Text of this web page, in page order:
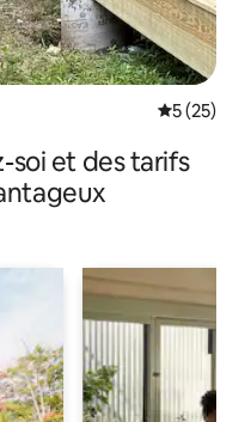
5 (25)
soi et des tarifs